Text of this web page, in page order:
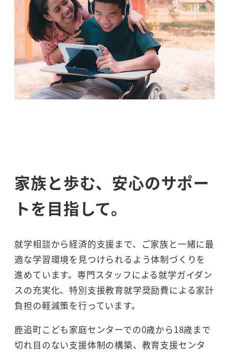
家族と歩む、安心のサポー
トを目指して。
就学相談から経済的支援まで、ご家族と一緒に最
適な学習環境を見つけられるよう体制づくりを
進めています。専門スタッフによる就学ガイダン
スの充実化、特別支援教育就学奨励費による家計
負担の軽減策を行っています。
鹿追町こども家庭センターでの0歳から18歳まで
切れ目のない支援体制の構築、教育支援センタ